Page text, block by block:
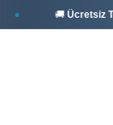
🚚 Ücretsiz